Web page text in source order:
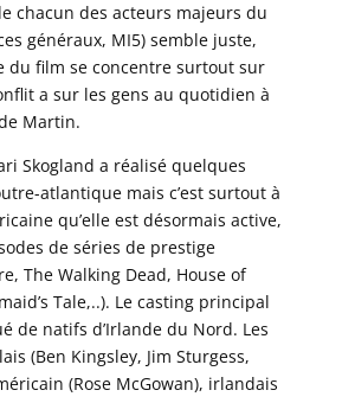
chacun des acteurs majeurs du
généraux, MI5) semble juste,
du film se concentre surtout sur
a sur les gens au quotidien à
Martin.
Skogland a réalisé quelques
atlantique mais c’est surtout à
qu’elle est désormais active,
de séries de prestige
The Walking Dead, House of
Tale,..). Le casting principal
de natifs d’Irlande du Nord. Les
(Ben Kingsley, Jim Sturgess,
(Rose McGowan), irlandais